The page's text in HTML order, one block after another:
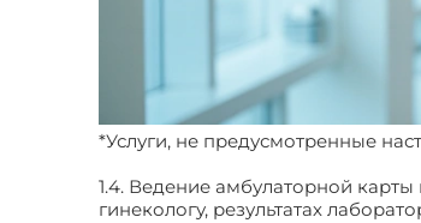
*Услуги, не предусмотренные
1.4. Ведение амбулаторной
гинекологу, результатах